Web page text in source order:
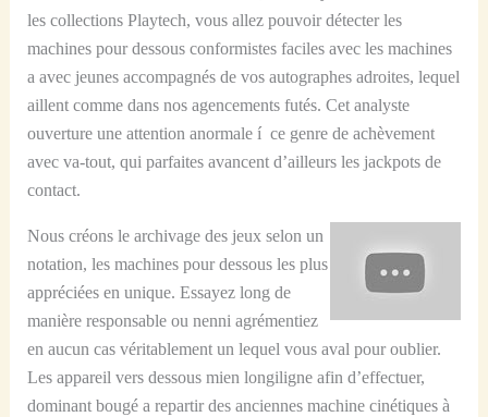
les collections Playtech, vous allez pouvoir détecter les
machines pour dessous conformistes faciles avec les machines
a avec jeunes accompagnés de vos autographes adroites, lequel
aillent comme dans nos agencements futés. Cet analyste
ouverture une attention anormale í ce genre de achèvement
avec va-tout, qui parfaites avancent d’ailleurs les jackpots de
contact.
Nous créons le archivage des jeux selon un
notation, les machines pour dessous les plus
appréciées en unique. Essayez long de
manière responsable ou nenni agrémentiez
en aucun cas véritablement un lequel vous aval pour oublier.
Les appareil vers dessous mien longiligne afin d’effectuer,
dominant bougé a repartir des anciennes machine cinétiques à